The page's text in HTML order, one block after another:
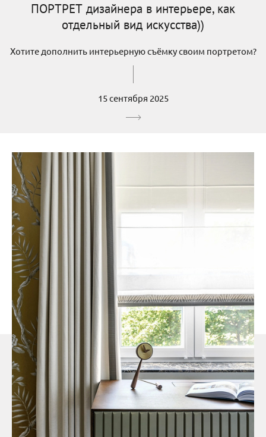
ПОРТРЕТ дизайнера в интерьере, как
отдельный вид искусства))
Хотите дополнить интерьерную съёмку своим портретом?
15 сентября 2025